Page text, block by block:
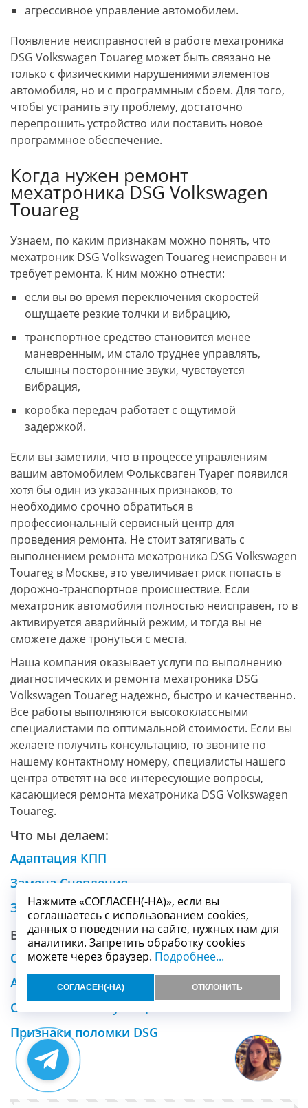
агрессивное управление автомобилем.
Появление неисправностей в работе мехатроника
DSG Volkswagen Touareg может быть связано не
только с физическими нарушениями элементов
автомобиля, но и с программным сбоем. Для того,
чтобы устранить эту проблему, достаточно
перепрошить устройство или поставить новое
программное обеспечение.
Когда нужен ремонт
мехатроника DSG Volkswagen
Touareg
Узнаем, по каким признакам можно понять, что
мехатроник DSG Volkswagen Touareg неисправен и
требует ремонта. К ним можно отнести:
если вы во время переключения скоростей
ощущаете резкие толчки и вибрацию,
транспортное средство становится менее
маневренным, им стало труднее управлять,
слышны посторонние звуки, чувствуется
вибрация,
коробка передач работает с ощутимой
задержкой.
Если вы заметили, что в процессе управлениям
вашим автомобилем Фольксваген Туарег появился
хотя бы один из указанных признаков, то
необходимо срочно обратиться в
профессиональный сервисный центр для
проведения ремонта. Не стоит затягивать с
выполнением ремонта мехатроника DSG Volkswagen
Touareg в Москве, это увеличивает риск попасть в
дорожно-транспортное происшествие. Если
мехатроник автомобиля полностью неисправен, то в
активируется аварийный режим, и тогда вы не
сможете даже тронуться с места.
Наша компания оказывает услуги по выполнению
диагностических и ремонта мехатроника DSG
Volkswagen Touareg надежно, быстро и качественно.
Все работы выполняются высококлассными
специалистами по оптимальной стоимости. Если вы
желаете получить консультацию, то звоните по
нашему контактному номеру, специалисты нашего
центра ответят на все интересующие вопросы,
касающиеся ремонта мехатроника DSG Volkswagen
Touareg.
Что мы делаем:
Адаптация КПП
Замена Сцепления
Замена Маховика
Вместе с этим смотрят:
Список ошибок DSG
Аварийный режим DSG – горит ключ
Советы по эксплуатации DSG
Признаки поломки DSG
Нажмите «СОГЛАСЕН(-НА)», если вы
соглашаетесь с использованием cookies,
данных о поведении на сайте, нужных нам для
аналитики. Запретить обработку cookies
можете через браузер. Подробнее...
СОГЛАСЕН(-НА) ОТКЛОНИТЬ